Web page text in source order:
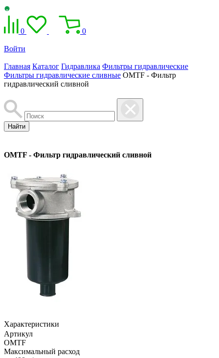
0 0
Войти
Главная Каталог Гидравлика Фильтры гидравлические
Фильтры гидравлические сливные OMTF - Фильтр
гидравлический сливной
Найти
OMTF - Фильтр гидравлический сливной
Характеристики
Артикул
OMTF
Максимальный расход